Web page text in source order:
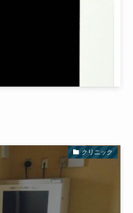
クリニック